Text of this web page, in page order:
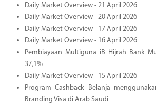
Daily Market Overview - 21 April 2026
Daily Market Overview - 20 April 2026
Daily Market Overview - 17 April 2026
Daily Market Overview - 16 April 2026
Pembiayaan Multiguna iB Hijrah Bank
37,1%
Daily Market Overview - 15 April 2026
Program Cashback Belanja
Branding Visa di Arab Saudi